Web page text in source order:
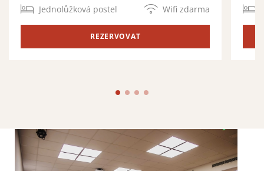
Jednolůžková postel
Wifi zdarma
REZERVOVAT